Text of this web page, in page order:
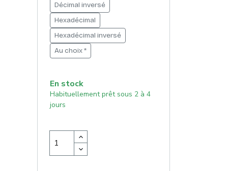
Décimal inversé
Hexadécimal
Hexadécimal inversé
Au choix *
En stock
Habituellement prêt sous 2 à 4
jours